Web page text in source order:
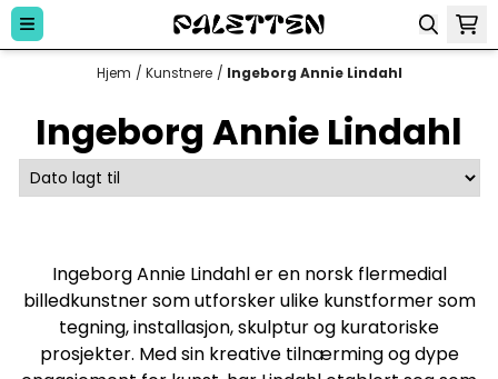
Hopp til innhold
Hjem / Kunstnere / Ingeborg Annie Lindahl
Ingeborg Annie Lindahl
Ingeborg Annie Lindahl er en norsk flermedial
billedkunstner som utforsker ulike kunstformer som
tegning, installasjon, skulptur og kuratoriske
prosjekter. Med sin kreative tilnærming og dype